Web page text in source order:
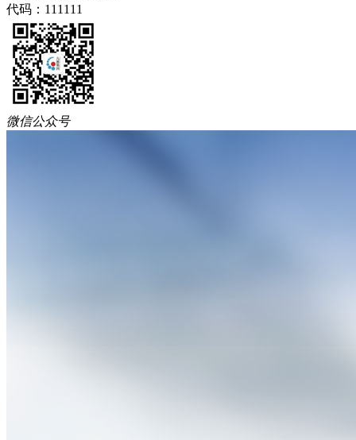
代码：111111
微信公众号